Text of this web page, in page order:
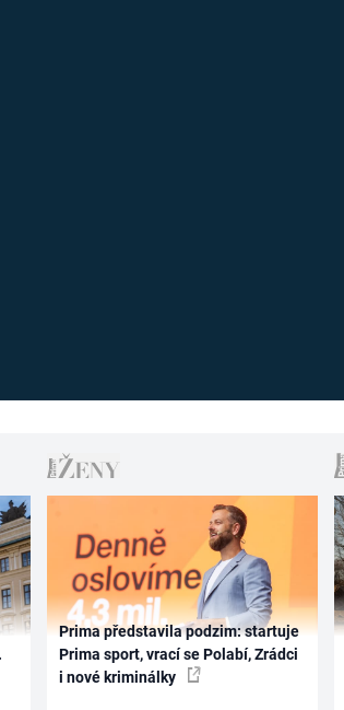
Prima představila podzim: startuje
Prima sport, vrací se Polabí, Zrádci
i nové kriminálky